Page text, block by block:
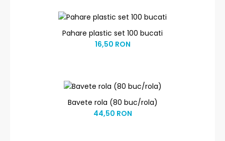
Pahare plastic set 100 bucati
16,50 RON
Bavete rola (80 buc/rola)
44,50 RON